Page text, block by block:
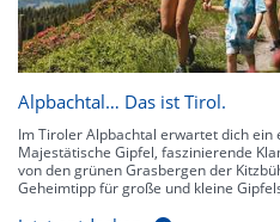
Alpbachtal… Das ist Tirol.
Im Tiroler Alpbachtal erwartet dich
Majestätische Gipfel, faszinierende
von den grünen Grasbergen der
Geheimtipp für große und kleine